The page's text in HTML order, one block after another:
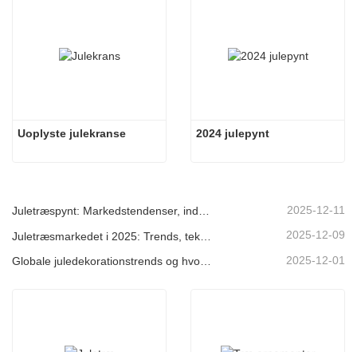
Uoplyste julekranse 2024 julepynt
Juletræspynt: Markedstendenser, indsigt i forsyningskæden og indkøbsguide 2025 2025-12-11
2025-12-09
2025-12-01